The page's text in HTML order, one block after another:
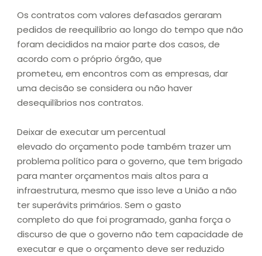
Os contratos com valores defasados geraram
pedidos de reequilíbrio ao longo do tempo que não
foram decididos na maior parte dos casos, de
acordo com o próprio órgão, que
prometeu, em encontros com as empresas, dar
uma decisão se considera ou não haver
desequilíbrios nos contratos.
Deixar de executar um percentual
elevado do orçamento pode também trazer um
problema político para o governo, que tem brigado
para manter orçamentos mais altos para a
infraestrutura, mesmo que isso leve a União a não
ter superávits primários. Sem o gasto
completo do que foi programado, ganha força o
discurso de que o governo não tem capacidade de
executar e que o orçamento deve ser reduzido